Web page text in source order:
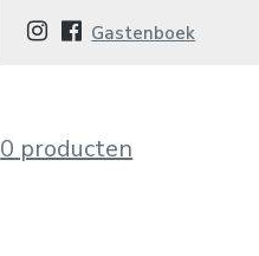
Gastenboek
0 producten